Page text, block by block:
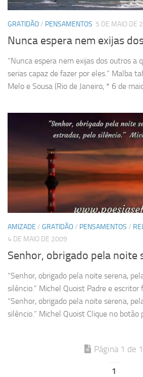
GRATIDÃO/ PENSAMENTOS 5 DE MAIO DE
Nunca espera nem exijas
“Nunca espera nem exijas dos outros a
serias capaz de fazer por eles.” Malba
Melo e Sousa (Rio de Janeiro, * 6 de
AMIZADE / GRATIDÃO/ PENSAMENTOS /
4 DE MAIO DE 2009
Senhor, obrigado pela noite
“Senhor, obrigado pela noite serena,
silêncio.” Michel Quoist Padre e
“Senhor, obrigado pela noite serena,
silêncio.” Michel Quoist Clique no botão
Página 1 de 1
1